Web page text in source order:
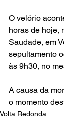
O velório
horas de hoje,
Saudade, em
sepultamento
às 9h30, no
A causa da
o momento
Volta Redonda